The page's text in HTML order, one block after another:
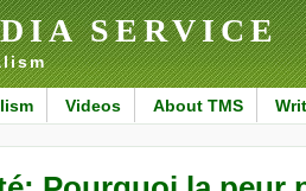
SERVICE
Videos About TMS